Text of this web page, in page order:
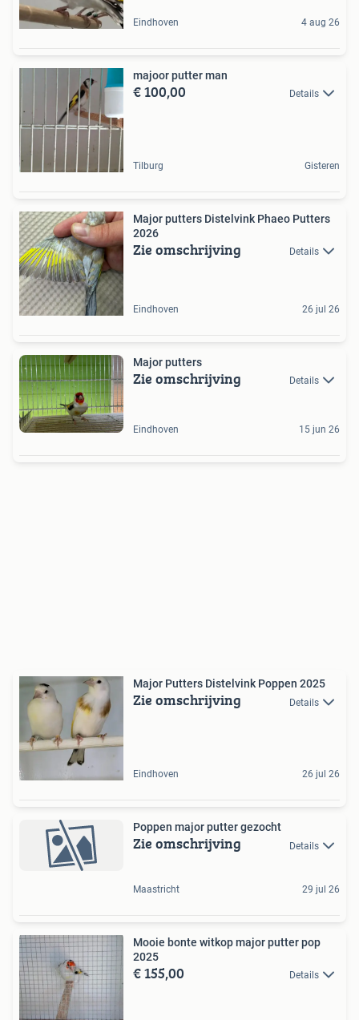
Eindhoven 4 aug 26
majoor putter man
€ 100,00 Details
Tilburg Gisteren
Major putters Distelvink Phaeo Putters
2026
Zie omschrijving Details
Eindhoven 26 jul 26
Major putters
Zie omschrijving Details
Eindhoven 15 jun 26
Major Putters Distelvink Poppen 2025
Zie omschrijving Details
Eindhoven 26 jul 26
Poppen major putter gezocht
Zie omschrijving Details
Maastricht 29 jul 26
Mooie bonte witkop major putter pop
2025
€ 155,00 Details